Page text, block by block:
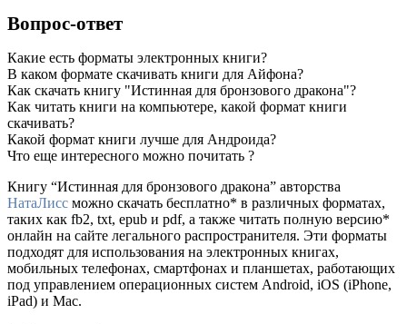
Вопрос-ответ
Какие есть форматы электронных книги?
В каком формате скачивать книги для Айфона?
Как скачать книгу "Истинная для бронзового дракона"?
Как читать книги на компьютере, какой формат книги
скачивать?
Какой формат книги лучше для Андроида?
Что еще интересного можно почитать ?
Книгу “Истинная для бронзового дракона” авторства
НатаЛисс можно скачать бесплатно* в различных форматах,
таких как fb2, txt, epub и pdf, а также читать полную версию*
онлайн на сайте легального распространителя. Эти форматы
подходят для использования на электронных книгах,
мобильных телефонах, смартфонах и планшетах, работающих
под управлением операционных систем Android, iOS (iPhone,
iPad) и Mac.